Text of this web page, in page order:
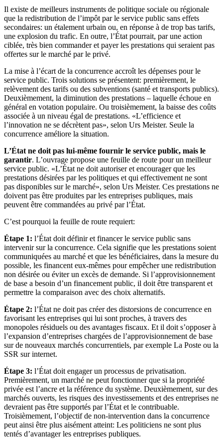
Il existe de meilleurs instruments de politique sociale ou régionale
que la redistribution de l’impôt par le service public sans effets
secondaires: un étalement urbain ou, en réponse à de trop bas tarifs,
une explosion du trafic. En outre, l’État pourrait, par une action
ciblée, très bien commander et payer les prestations qui seraient pas
offertes sur le marché par le privé.
La mise à l’écart de la concurrence accroît les dépenses pour le
service public. Trois solutions se présentent: premièrement, le
relèvement des tarifs ou des subventions (santé et transports publics).
Deuxièmement, la diminution des prestations – laquelle échoue en
général en votation populaire. Ou troisièmement, la baisse des coûts
associée à un niveau égal de prestations. «L’efficience et
l’innovation ne se décrètent pas», selon Urs Meister. Seule la
concurrence améliore la situation.
L’État ne doit pas lui-même fournir le service public, mais le
garantir. L’ouvrage propose une feuille de route pour un meilleur
service public. «L’État ne doit autoriser et encourager que les
prestations désirées par les politiques et qui effectivement ne sont
pas disponibles sur le marché», selon Urs Meister. Ces prestations ne
doivent pas être produites par les entreprises publiques, mais
peuvent être commandées au privé par l’État.
C’est pourquoi la feuille de route requiert:
Étape 1: l’État doit définir et financer le service public sans
intervenir sur la concurrence. Cela signifie que les prestations soient
communiquées au marché et que les bénéficiaires, dans la mesure du
possible, les financent eux-mêmes pour empêcher une redistribution
non désirée ou éviter un excès de demande. Si l’approvisionnement
de base a besoin d’un financement public, il doit être transparent et
permettre la comparaison avec des choix alternatifs.
Étape 2: l’État ne doit pas créer des distorsions de concurrence en
favorisant les entreprises qui lui sont proches, à travers des
monopoles résiduels ou des avantages fiscaux. Et il doit s’opposer à
l’expansion d’entreprises chargées de l’approvisionnement de base
sur de nouveaux marchés concurrentiels, par exemple La Poste ou la
SSR sur internet.
Étape 3: l’État doit engager un processus de privatisation.
Premièrement, un marché ne peut fonctionner que si la propriété
privée est l’ancre et la référence du système. Deuxièmement, sur des
marchés ouverts, les risques des investissements et des entreprises ne
devraient pas être supportés par l’État et le contribuable.
Troisièmement, l’objectif de non-intervention dans la concurrence
peut ainsi être plus aisément atteint: Les politiciens ne sont plus
tentés d’avantager les entreprises publiques.